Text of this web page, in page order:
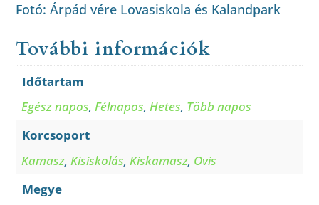
Fotó: Árpád vére Lovasiskola és Kalandpark
További információk
Időtartam
Egész napos,Félnapos,Hetes, Több napos
Korcsoport
Kamasz, Kisiskolás, Kiskamasz, Ovis
Megye